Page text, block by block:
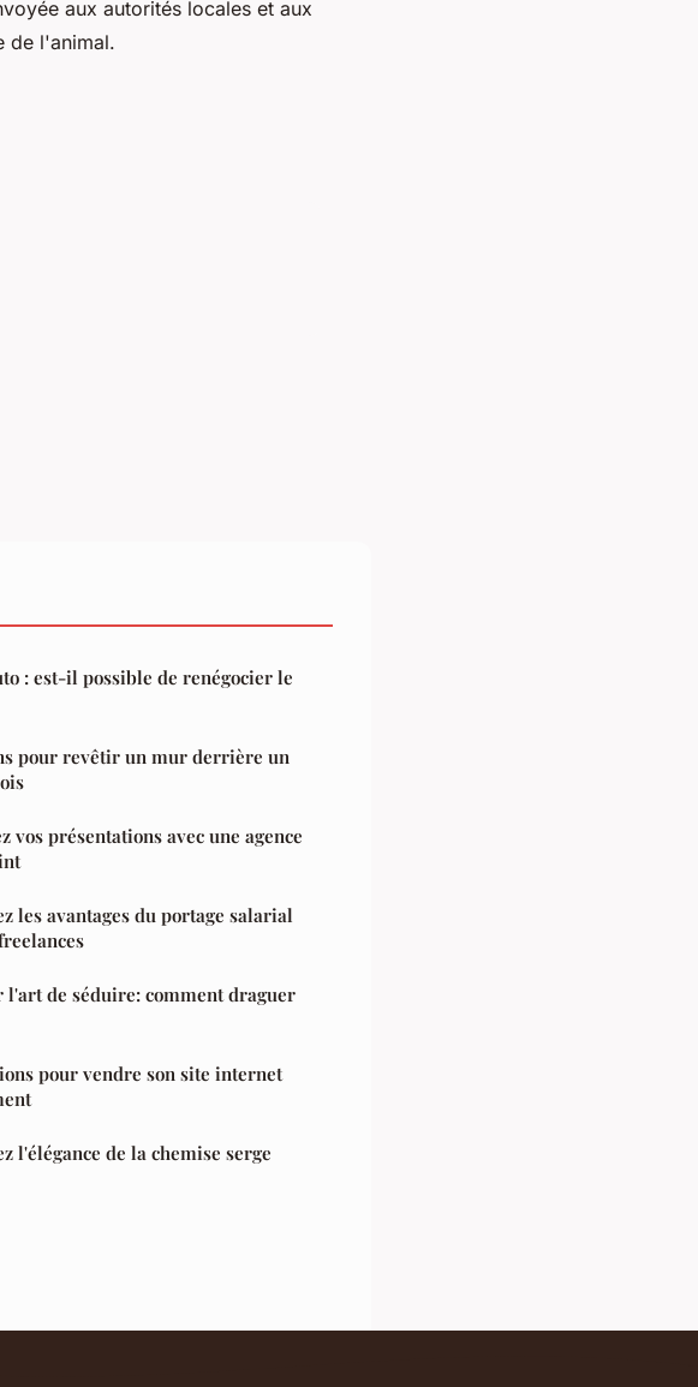
aux autorités locales et aux
de l'animal.
: est-il possible de renégocier le
pour revêtir un mur derrière un
vos présentations avec une agence
les avantages du portage salarial
de séduire: comment draguer
pour vendre son site internet
l'élégance de la chemise serge